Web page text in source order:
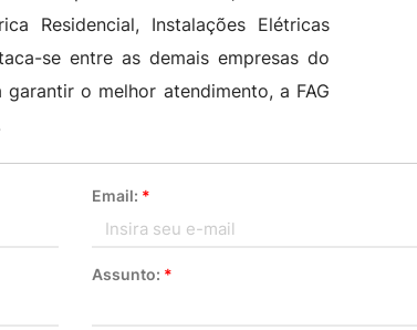
Residencial, Instalações Elétricas
se entre as demais empresas do
o melhor atendimento, a FAG
Email: *
Assunto: *